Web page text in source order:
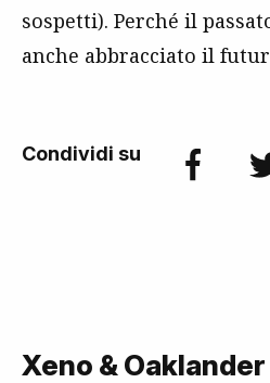
sospetti). Perché il
anche abbracciato il
Condividi su
Xeno &